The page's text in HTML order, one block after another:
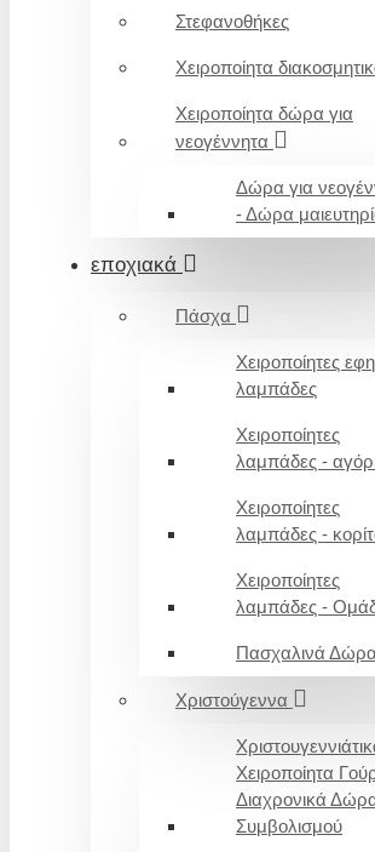
Στεφανοθήκες
Χειροποίητα
Χειροποίητα δώρα για
νεογέννητα
Δώρα για
- Δώρα
εποχιακά
Πάσχα
Χειροποίητες
λαμπάδες
Χειροποίητες
λαμπάδες -
Χειροποίητες
λαμπάδες -
Χειροποίητες
λαμπάδες -
Πασχαλινά Δώρα
Χριστούγεννα
Χειροποίητα
Διαχρονικά
Συμβολισμού